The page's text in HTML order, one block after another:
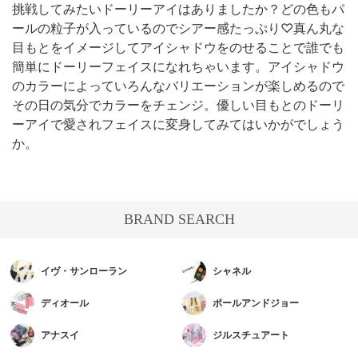
挑戦してみたいドーリーアイはありましたか？どの色もパ
ールの粒子が入っているのでシアー感たっぷり♡真ん丸な
目もとをイメージしてアイシャドウをのせることで誰でも
簡単にドーリーフェイスになれちゃいます。アイシャドウ
のカラーによっていろんなバリエーションが楽しめるので
その日の気分でカラーをチェンジ。優しい目もとのドーリ
ーアイで愛されフェイスに変身してみてはいかがでしょう
か。
BRAND SEARCH
イヴ・サンローラン シャネル
ディオール ポールアンドジョー
アナスイ ジルスチュアート